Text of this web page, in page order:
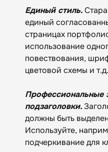
Единый стиль.
единый
страницах
использование
повествования,
цветовой схемы и т.д.
Профессиональные
подзаголовки.
должны быть
Используйте,
подчеркивание для